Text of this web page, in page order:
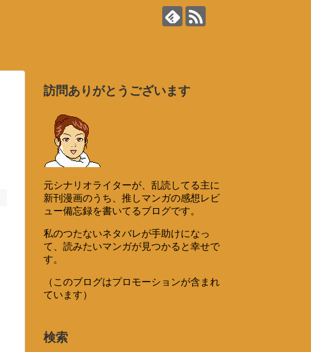
訪問ありがとうございます
元シナリオライターが、乱読してる主に
新刊漫画のうち、推しマンガの感想レビ
ュー備忘録を書いてるブログです。
私のつたないネタバレが手助けになっ
て、読みたいマンガが見つかると幸せで
す。
（このブログはプロモーションが含まれ
ています）
検索